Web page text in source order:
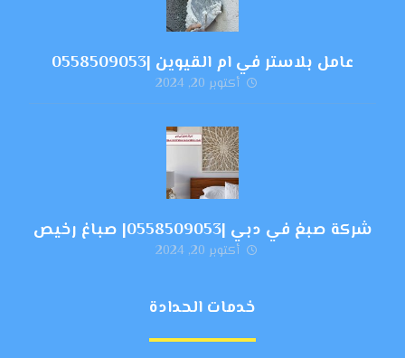
عامل بلاستر في ام القيوين |0558509053
أكتوبر 20, 2024
شركة صبغ في دبي |0558509053| صباغ رخيص
أكتوبر 20, 2024
خدمات الحدادة